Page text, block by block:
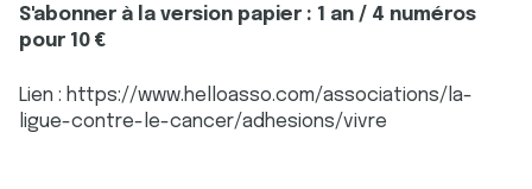
S'abonner à la version papier : 1 an / 4 numéros
pour 10 €
Lien : https://www.helloasso.com/associations/la-
ligue-contre-le-cancer/adhesions/vivre